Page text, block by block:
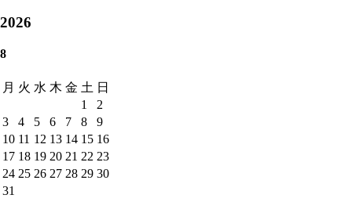
2026
8
月 火 水 木 金 土 日
1
2
3
4 5 6 7 8
9
10 11 12 13 14 15 16
17 18 19 20 21 22 23
24 25 26 27 28 29 30
31